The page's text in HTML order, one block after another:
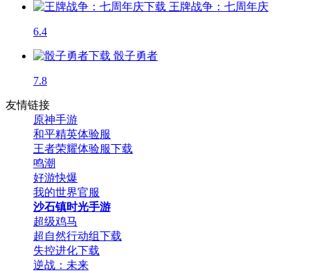
王牌战争：七周年庆
6.4
骰子勇者
7.8
友情链接
原神手游
和平精英体验服
王者荣耀体验服下载
鸣潮
好游快爆
我的世界官服
沙石镇时光手游
超级鸡马
超自然行动组下载
失控进化下载
逆战：未来